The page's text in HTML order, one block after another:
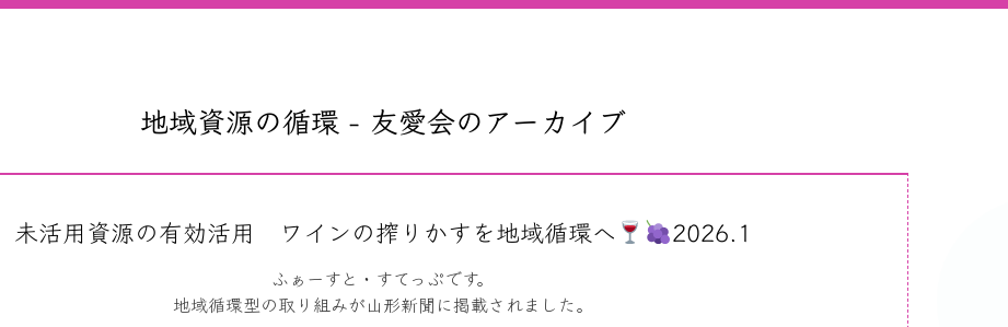
地域資源の循環 - 友愛会のアーカイブ
未活用資源の有効活用 ワインの搾りかすを地域循環へ 2026.1
ふぁーすと・すてっぷです。
地域循環型の取り組みが山形新聞に掲載されました。